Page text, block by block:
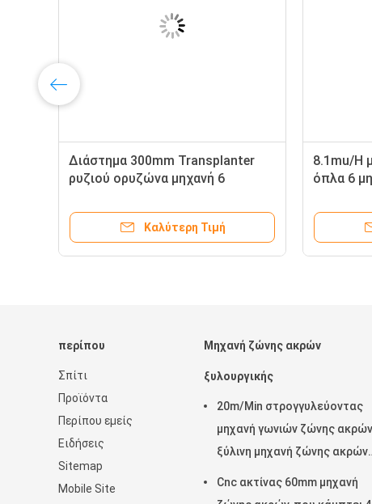
Διάστημα 300mm Transplanter
ρυζιού ορυζώνα μηχανή 6
μηχανή diesel
Καλύτερη Τιμή
8.1mu/H
όπλα 6
περίπου
Σπίτι
Προϊόντα
Περίπου εμείς
Ειδήσεις
Sitemap
Mobile Site
Μηχανή ζώνης ακρών
ξυλουργικής
20m/Min στρογγυλεύοντας
μηχανή γωνιών ζώνης
ξύλινη μηχανή ζώνης ακρών
Cnc ακτίνας 60mm μηχανή